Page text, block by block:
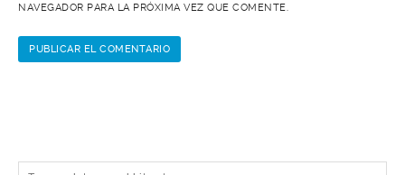
NAVEGADOR PARA LA PRÓXIMA VEZ QUE COMENTE.